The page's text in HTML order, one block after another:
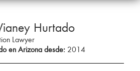
Hurtado
Lawyer
en Arizona desde: 2014